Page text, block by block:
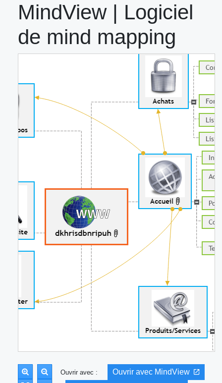
MindView | Logiciel
de mind mapping
Ouvrir avec :
Ouvrir avec MindView